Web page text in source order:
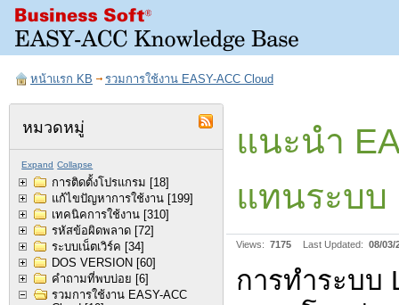
หน้าแรก KB รวมการใช้งาน EASY-ACC Cloud
หมวดหมู่
Expand Collapse
การติดตั้งโปรแกรม [18]
แก้ไขปัญหาการใช้งาน [199]
เทคนิคการใช้งาน [310]
รหัสข้อผิดพลาด [72]
ระบบเน็ตเวิร์ค [34]
DOS VERSION [60]
คำถามที่พบบ่อย [6]
รวมการใช้งาน EASY-ACC
แนะนำ
แทนระบบ
Views: 7175 Last Updated: 08/03/
การทำระบบ